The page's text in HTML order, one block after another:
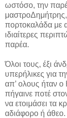
ωστόσο, την
μαστροΔημήτρης,
πορτοκαλάδα με
ιδιαίτερες
παρέα.
Όλοι τους, έξι
υπερήλικες για
απ’ ολους ήταν
πήγαινε ποτέ
να ετοιμάσει τα
αδιάφορο ή